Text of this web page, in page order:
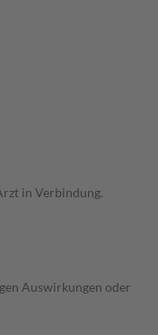
in Verbindung.
Auswirkungen oder